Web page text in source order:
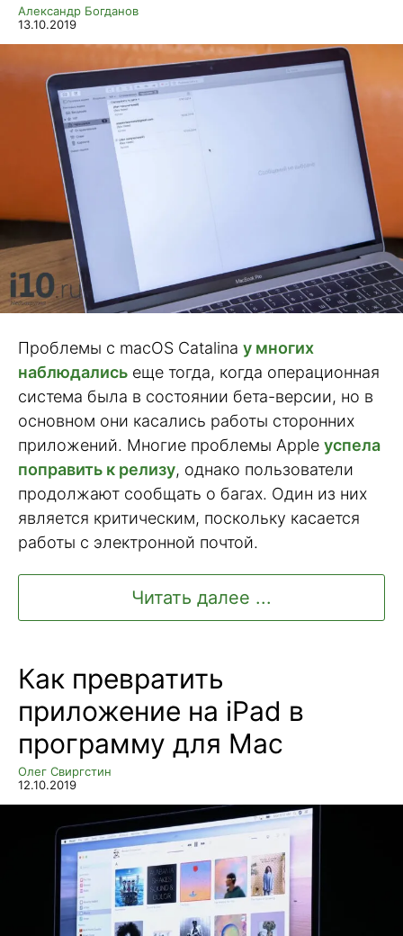
Александр Богданов
13.10.2019
Проблемы с macOS Catalina у многих
наблюдались еще тогда, когда операционная
система была в состоянии бета-версии, но в
основном они касались работы сторонних
приложений. Многие проблемы Apple успела
поправить к релизу, однако пользователи
продолжают сообщать о багах. Один из них
является критическим, поскольку касается
работы с электронной почтой.
Читать далее ...
Как превратить
приложение на iPad в
программу для Mac
Олег Свиргстин
12.10.2019